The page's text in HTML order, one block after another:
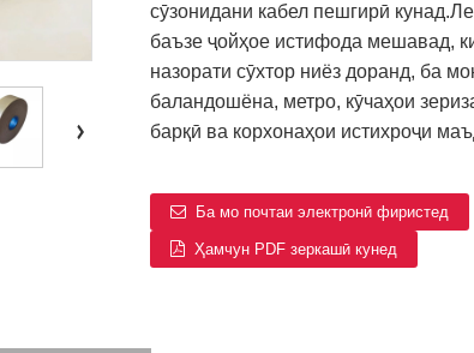
сӯзонидани кабел пешгирӣ
баъзе ҷойҳое истифода мешавад,
назорати сӯхтор ниёз доранд, ба
баландошёна, метро, ​​кӯчаҳои
барқӣ ва корхонаҳои истихроҷи
Ба мо почтаи электронӣ фиристед
Ҳамчун PDF зеркашӣ кунед